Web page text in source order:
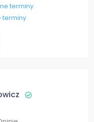
terminy
terminy